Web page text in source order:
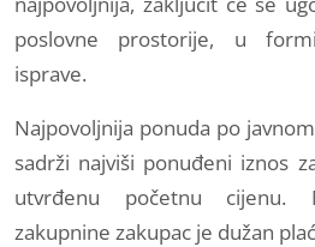
poslovne prostorije, u
isprave.
Najpovoljnija ponuda po
sadrži najviši ponuđeni iznos
utvrđenu početnu cijenu.
zakupnine zakupac je dužan